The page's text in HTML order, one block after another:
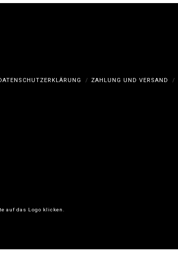
ZAHLUNG UND VERSAND
auf das Logo klicken.